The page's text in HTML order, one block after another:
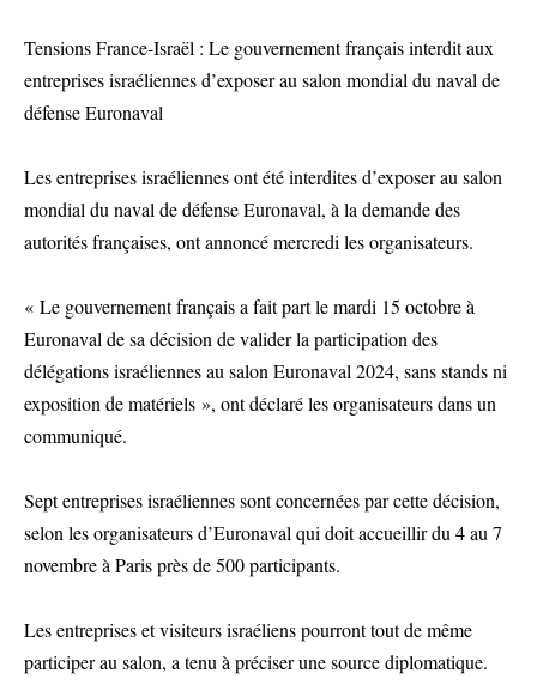
Tensions France-Israël : Le gouvernement français interdit aux
entreprises israéliennes d’exposer au salon mondial du naval de
défense Euronaval
Les entreprises israéliennes ont été interdites d’exposer au salon
mondial du naval de défense Euronaval, à la demande des
autorités françaises, ont annoncé mercredi les organisateurs.
« Le gouvernement français a fait part le mardi 15 octobre à
Euronaval de sa décision de valider la participation des
délégations israéliennes au salon Euronaval 2024, sans stands ni
exposition de matériels », ont déclaré les organisateurs dans un
communiqué.
Sept entreprises israéliennes sont concernées par cette décision,
selon les organisateurs d’Euronaval qui doit accueillir du 4 au 7
novembre à Paris près de 500 participants.
Les entreprises et visiteurs israéliens pourront tout de même
participer au salon, a tenu à préciser une source diplomatique.